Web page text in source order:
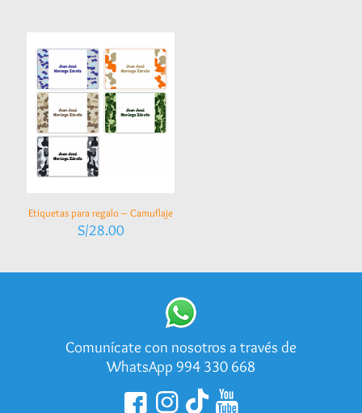
Etiquetas para regalo – Camuflaje
S/28.00
Comunícate con nosotros a través de
WhatsApp 994 330 668